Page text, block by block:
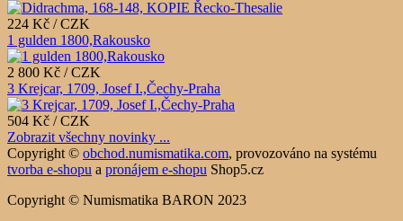
224 Kč / CZK
1 gulden 1800,Rakousko
2 800 Kč / CZK
3 Krejcar, 1709, Josef I.,Čechy-Praha
504 Kč / CZK
Zobrazit všechny novinky ...
Copyright © obchod.numismatika.com, provozováno na systému
tvorba e-shopu a pronájem e-shopu Shop5.cz
Copyright © Numismatika BARON 2023